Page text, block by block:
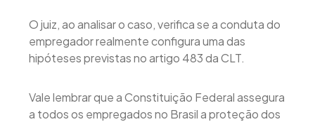
O juiz, ao analisar o caso, verifica se a conduta do
empregador realmente configura uma das
hipóteses previstas no artigo 483 da CLT.
Vale lembrar que a Constituição Federal assegura
a todos os empregados no Brasil a proteção dos